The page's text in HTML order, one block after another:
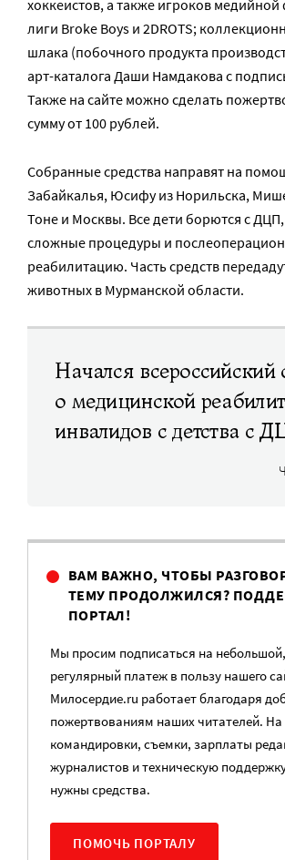
хоккеистов, а также игроков
лиги Broke Boys и 2DROTS;
шлака (побочного продукта
арт-каталога Даши Намдакова с
Также на сайте можно сделать
сумму от 100 рублей.
Собранные средства направят на
Забайкалья, Юсифу из Норильска,
Тоне и Москвы. Все дети борются с
сложные процедуры и
реабилитацию. Часть средств
животных в Мурманской области.
Начался всероссийский
о медицинской
инвалидов с детства с
ВАМ ВАЖНО, ЧТОБЫ
ТЕМУ ПРОДОЛЖИЛСЯ?
ПОРТАЛ!
Мы просим подписаться на
регулярный платеж в пользу нашего
Милосердие.ru работает благодаря
пожертвованиям наших читателей. На
командировки, съемки, зарплаты
журналистов и техническую
нужны средства.
ПОМОЧЬ ПОРТАЛУ